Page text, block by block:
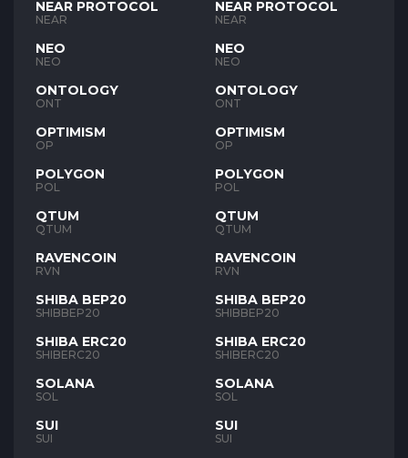
NEAR PROTOCOL
NEAR
NEO
NEO
ONTOLOGY
ONT
OPTIMISM
OP
POLYGON
POL
QTUM
QTUM
RAVENCOIN
RVN
SHIBA BEP20
SHIBBEP20
SHIBA ERC20
SHIBERC20
SOLANA
SOL
SUI
SUI
NEAR PROTOCOL
NEAR
NEO
NEO
ONTOLOGY
ONT
OPTIMISM
OP
POLYGON
POL
QTUM
QTUM
RAVENCOIN
RVN
SHIBA BEP20
SHIBBEP20
SHIBA ERC20
SHIBERC20
SOLANA
SOL
SUI
SUI